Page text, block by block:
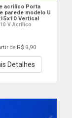
acrilico Porta
parede modelo U
Vertical
V Acrilico
de R$ 9,90
Detalhes